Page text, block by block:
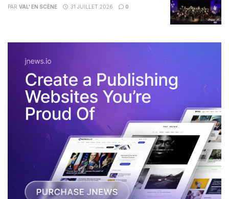
PAR VAL' EN SCÈNE 31 JUILLET 2026 0